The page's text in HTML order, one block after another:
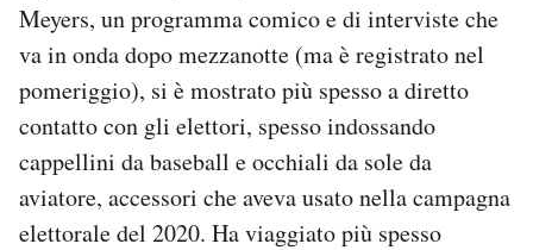
Meyers, un programma comico e di interviste che
va in onda dopo mezzanotte (ma è registrato nel
pomeriggio), si è mostrato più spesso a diretto
contatto con gli elettori, spesso indossando
cappellini da baseball e occhiali da sole da
aviatore, accessori che aveva usato nella campagna
elettorale del 2020. Ha viaggiato più spesso